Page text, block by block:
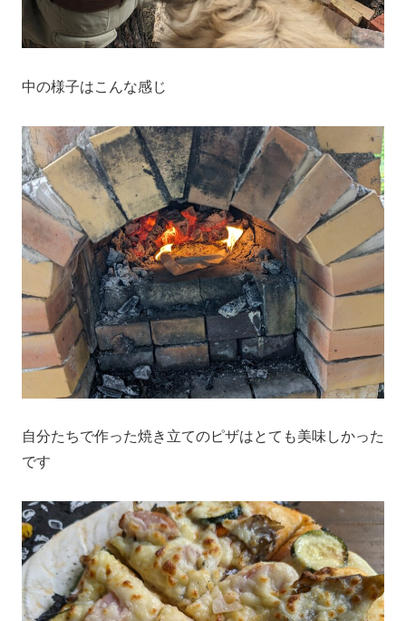
中の様子はこんな感じ
自分たちで作った焼き立てのピザはとても美味しかった
です